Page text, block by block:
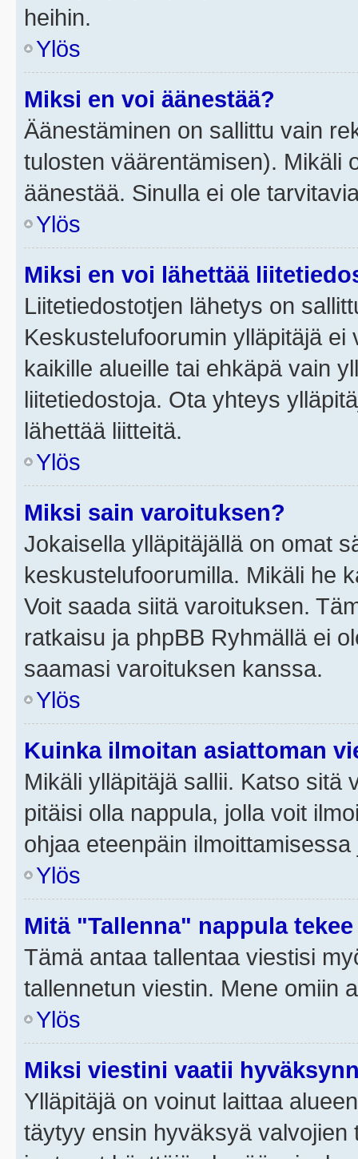
heihin.
Ylös
Miksi en voi äänestää?
Äänestäminen on sallittu vain
tulosten väärentämisen). Mikäli
äänestää. Sinulla ei ole
Ylös
Miksi en voi lähettää
Liitetiedostotjen lähetys on
Keskustelufoorumin ylläpitäjä
kaikille alueille tai ehkäpä vain
liitetiedostoja. Ota yhteys
lähettää liitteitä.
Ylös
Miksi sain varoituksen?
Jokaisella ylläpitäjällä on omat
keskustelufoorumilla. Mikäli he
Voit saada siitä varoituksen.
ratkaisu ja phpBB Ryhmällä ei
saamasi varoituksen kanssa.
Ylös
Kuinka ilmoitan asiattoman
Mikäli ylläpitäjä sallii. Katso sitä
pitäisi olla nappula, jolla voit
ohjaa eteenpäin
Ylös
Mitä "Tallenna" nappula
Tämä antaa tallentaa viestisi
tallennetun viestin. Mene omiin
Ylös
Miksi viestini vaatii
Ylläpitäjä on voinut laittaa
täytyy ensin hyväksyä